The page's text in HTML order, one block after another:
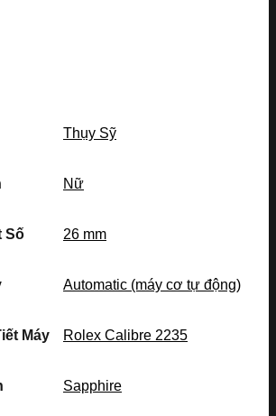
Thụy Sỹ
Nữ
Số 26 mm
Automatic (máy cơ tự động)
Máy Rolex Calibre 2235
Sapphire